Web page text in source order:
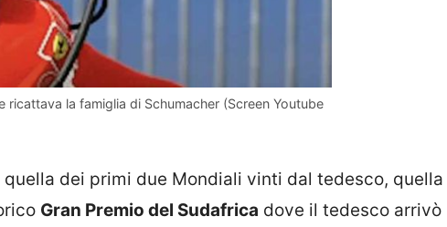
ricattava la famiglia di Schumacher (Screen Youtube
dei primi due Mondiali vinti dal tedesco, quella
Gran Premio del Sudafrica dove il tedesco arrivò